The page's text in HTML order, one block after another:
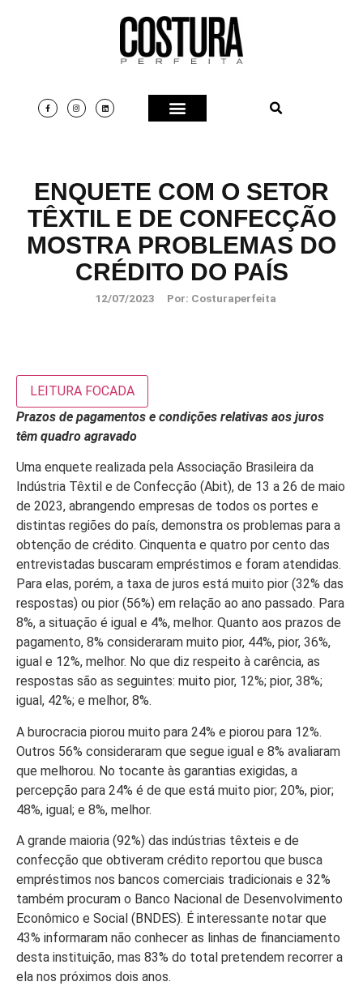
ENQUETE COM O SETOR
TÊXTIL E DE CONFECÇÃO
MOSTRA PROBLEMAS DO
CRÉDITO DO PAÍS
12/07/2023 Por: Costuraperfeita
LEITURA FOCADA
Prazos de pagamentos e condições relativas aos juros
têm quadro agravado
Uma enquete realizada pela Associação Brasileira da
Indústria Têxtil e de Confecção (Abit), de 13 a 26 de maio
de 2023, abrangendo empresas de todos os portes e
distintas regiões do país, demonstra os problemas para a
obtenção de crédito. Cinquenta e quatro por cento das
entrevistadas buscaram empréstimos e foram atendidas.
Para elas, porém, a taxa de juros está muito pior (32% das
respostas) ou pior (56%) em relação ao ano passado. Para
8%, a situação é igual e 4%, melhor. Quanto aos prazos de
pagamento, 8% consideraram muito pior, 44%, pior, 36%,
igual e 12%, melhor. No que diz respeito à carência, as
respostas são as seguintes: muito pior, 12%; pior, 38%;
igual, 42%; e melhor, 8%.
A burocracia piorou muito para 24% e piorou para 12%.
Outros 56% consideraram que segue igual e 8% avaliaram
que melhorou. No tocante às garantias exigidas, a
percepção para 24% é de que está muito pior; 20%, pior;
48%, igual; e 8%, melhor.
A grande maioria (92%) das indústrias têxteis e de
confecção que obtiveram crédito reportou que busca
empréstimos nos bancos comerciais tradicionais e 32%
também procuram o Banco Nacional de Desenvolvimento
Econômico e Social (BNDES). É interessante notar que
43% informaram não conhecer as linhas de financiamento
desta instituição, mas 83% do total pretendem recorrer a
ela nos próximos dois anos.